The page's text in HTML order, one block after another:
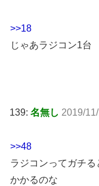
>>18
じゃあラジコン1台
139: 名無し 2019/
>>48
ラジコンってガチ
かかるのな